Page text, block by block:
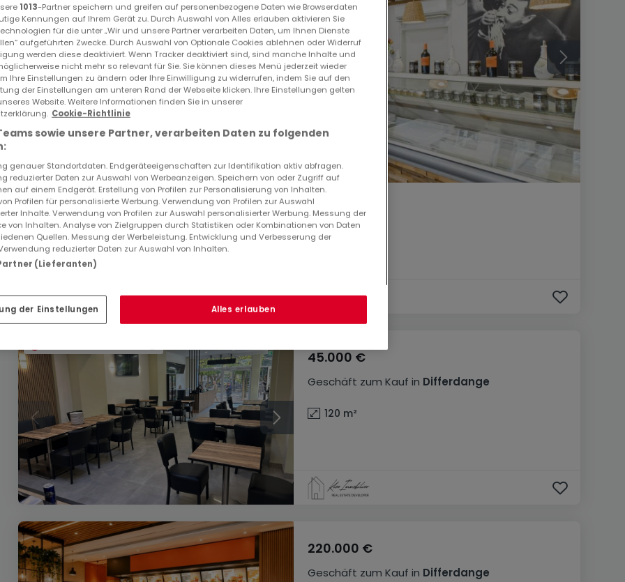
Geschäft 4 Zimmer zum Kauf inDifferdange
150.000 €
104 m²
Geschäft zum Kauf in Differdange
45.000 €
120 m²
Geschäft zum Kauf in Differdange
220.000 €
1013-Partner speichern und greifen auf personenbezogene Daten wie Browserdaten
Kennungen auf Ihrem Gerät zu. Durch Auswahl von Alles erlauben aktivieren Sie
für die unter „Wir und unsere Partner verarbeiten Daten, um Ihnen Dienste
aufgeführten Zwecke. Durch Auswahl von Optionale Cookies ablehnen oder Widerruf
werden diese deaktiviert. Wenn Tracker deaktiviert sind, sind manche Inhalte und
nicht mehr so relevant für Sie. Sie können dieses Menü jederzeit wieder
Ihre Einstellungen zu ändern oder Ihre Einwilligung zu widerrufen, indem Sie auf den
der Einstellungen am unteren Rand der Webseite klicken. Ihre Einstellungen gelten
Website. Weitere Informationen finden Sie in unserer
Cookie-Richtlinie
sowie unsere Partner, verarbeiten Daten zu folgenden
genauer Standortdaten. Endgeräteeigenschaften zur Identifikation aktiv abfragen.
reduzierter Daten zur Auswahl von Werbeanzeigen. Speichern von oder Zugriff auf
auf einem Endgerät. Erstellung von Profilen zur Personalisierung von Inhalten.
Profilen für personalisierte Werbung. Verwendung von Profilen zur Auswahl
Inhalte. Verwendung von Profilen zur Auswahl personalisierter Werbung. Messung der
von Inhalten. Analyse von Zielgruppen durch Statistiken oder Kombinationen von Daten
Quellen. Messung der Werbeleistung. Entwicklung und Verbesserung der
reduzierter Daten zur Auswahl von Inhalten.
(Lieferanten)
der Einstellungen Alles erlauben